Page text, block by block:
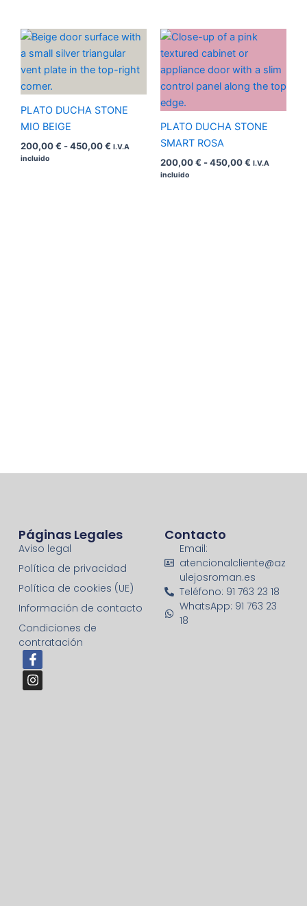
PLATO DUCHA STONE
MIO BEIGE
200,00€ -450,00€
Rango
precios:
desde
I.V.A
incluido
PLATO DUCHA STONE
SMART ROSA
200,00€ -450,00€
Rango
desde
200,00 €
hasta
I.V.A
incluido
Páginas Legales
Aviso legal
Política de privacidad
Política de cookies (UE)
Información de contacto
Condiciones de
contratación
Contacto
Email:
atencionalcliente@az
ulejosroman.es
Teléfono: 91 763 23 18
WhatsApp: 91 763 23
18
F
a
c
e
I
n
s
t